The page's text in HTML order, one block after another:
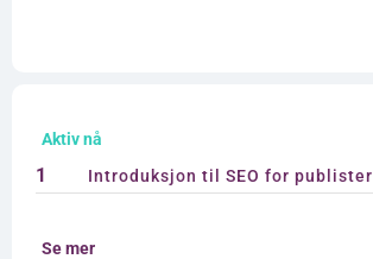
Aktiv nå
1 Introduksjon til SEO for publister
Se mer